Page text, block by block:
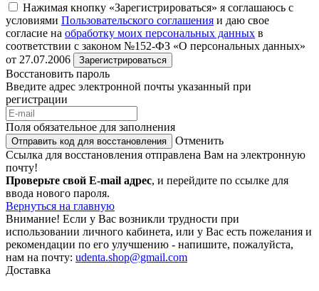
Нажимая кнопку «Зарегистрироваться» я соглашаюсь с
условиями Пользовательского соглашения и даю свое
согласие на обработку моих персональных данных в
соответствии с законом №152-ФЗ «О персональных данных»
от 27.07.2006
Зарегистрироваться
Восстановить пароль
Введите адрес электронной почты указанный при
регистрации
Поля обязательное для заполнения
Отправить код для восстановления
Отменить
Ссылка для восстановления отправлена Вам на электронную
почту!
Проверьте свой E-mail адрес, и перейдите по ссылке для
ввода нового пароля.
Вернуться на главную
Внимание! Если у Вас возникли трудности при
использовании личного кабинета, или у Вас есть пожелания и
рекомендации по его улучшению - напишите, пожалуйста,
нам на почту: udenta.shop@gmail.com
Доставка